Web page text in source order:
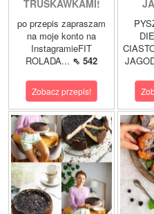
TRUSKAWKAMI!
po przepis zapraszam
na moje konto na
InstagramieFIT
ROLADA... ⇖ 542
Zobacz przepis!